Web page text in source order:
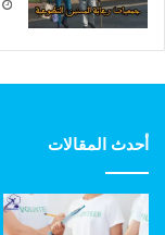
أحدث المقالات